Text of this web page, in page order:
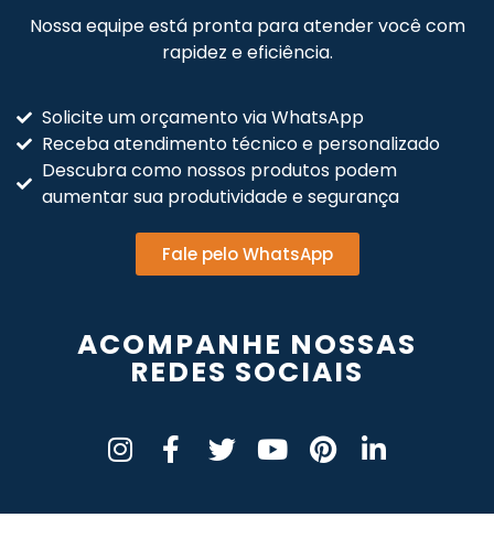
Nossa equipe está pronta para atender você com
rapidez e eficiência.
Solicite um orçamento via WhatsApp
Receba atendimento técnico e personalizado
Descubra como nossos produtos podem
aumentar sua produtividade e segurança
Fale pelo WhatsApp
ACOMPANHE NOSSAS
REDES SOCIAIS